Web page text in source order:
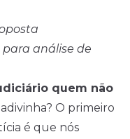
para análise de
quem não
O primeiro
é que nós